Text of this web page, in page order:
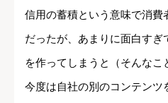
信用の蓄積という意味で消費
だったが、あまりに面白すぎ
を作ってしまうと（そんなこ
今度は自社の別のコンテンツ